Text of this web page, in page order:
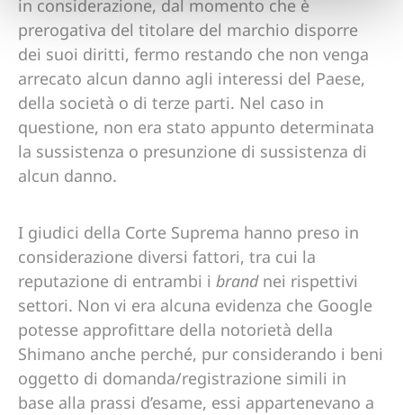
in considerazione, dal momento che è
prerogativa del titolare del marchio disporre
dei suoi diritti, fermo restando che non venga
arrecato alcun danno agli interessi del Paese,
della società o di terze parti. Nel caso in
questione, non era stato appunto determinata
la sussistenza o presunzione di sussistenza di
alcun danno.
I giudici della Corte Suprema hanno preso in
considerazione diversi fattori, tra cui la
reputazione di entrambi i brandnei rispettivi
settori. Non vi era alcuna evidenza che Google
potesse approfittare della notorietà della
Shimano anche perché, pur considerando i beni
oggetto di domanda/registrazione simili in
base alla prassi d’esame, essi appartenevano a